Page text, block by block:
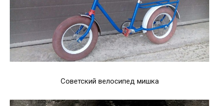
Советский велосипед мишка